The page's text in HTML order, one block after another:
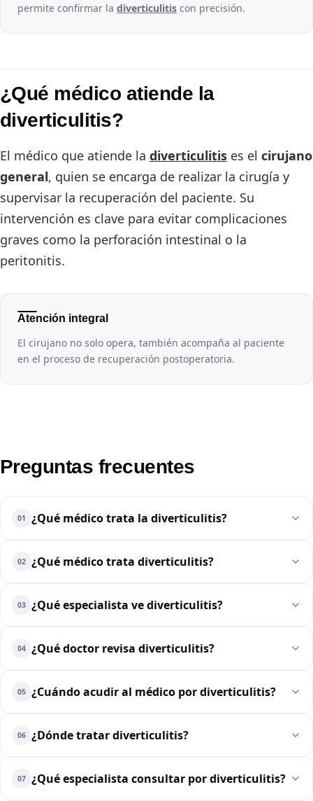
permite confirmar la diverticulitis con precisión.
¿Qué médico atiende la
diverticulitis?
El médico que atiende la diverticulitis es el cirujano
general, quien se encarga de realizar la cirugía y
supervisar la recuperación del paciente. Su
intervención es clave para evitar complicaciones
graves como la perforación intestinal o la
peritonitis.
Atención integral
El cirujano no solo opera, también acompaña al paciente
en el proceso de recuperación postoperatoria.
Preguntas frecuentes
01 ¿Qué médico trata la diverticulitis?
02 ¿Qué médico trata diverticulitis?
03 ¿Qué especialista ve diverticulitis?
04 ¿Qué doctor revisa diverticulitis?
05 ¿Cuándo acudir al médico por diverticulitis?
06 ¿Dónde tratar diverticulitis?
07 ¿Qué especialista consultar por diverticulitis?